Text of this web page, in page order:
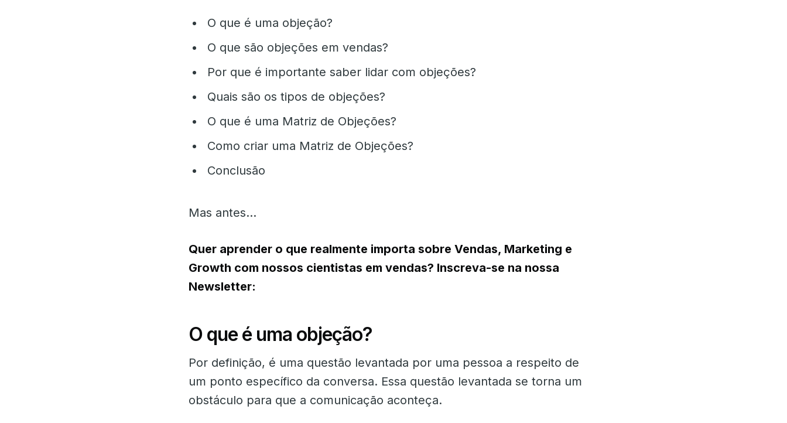
O que é uma objeção?
O que são objeções em vendas?
Por que é importante saber lidar com objeções?
Quais são os tipos de objeções?
O que é uma Matriz de Objeções?
Como criar uma Matriz de Objeções?
Conclusão
Mas antes...
Quer aprender o que realmente importa sobre Vendas, Marketing e
Growth com nossos cientistas em vendas? Inscreva-se na nossa
Newsletter:
O que é uma objeção?
Por definição, é uma questão levantada por uma pessoa a respeito de
um ponto específico da conversa. Essa questão levantada se torna um
obstáculo para que a comunicação aconteça.